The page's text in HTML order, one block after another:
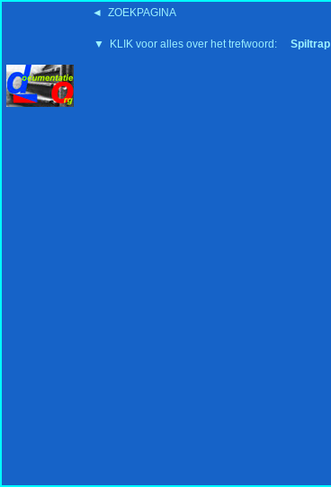
◄ ZOEKPAGINA
▼ KLIK voor alles over het trefwoord: Spiltrap
'15:19 19-2-2008